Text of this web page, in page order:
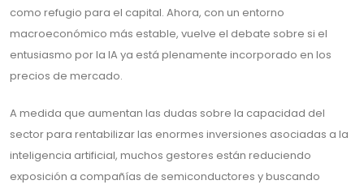
como refugio para el capital. Ahora, con un entorno
macroeconómico más estable, vuelve el debate sobre si el
entusiasmo por la IA ya está plenamente incorporado en los
precios de mercado.
A medida que aumentan las dudas sobre la capacidad del
sector para rentabilizar las enormes inversiones asociadas a la
inteligencia artificial, muchos gestores están reduciendo
exposición a compañías de semiconductores y buscando